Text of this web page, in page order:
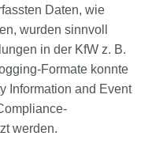
Daten, wie
wurden sinnvoll
in der KfW z. B.
Formate konnte
Information and Event
werden.